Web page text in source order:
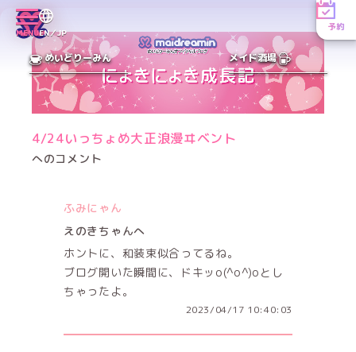
MENUEN／JP
予約
めいどりーみん メイド酒場
4/24いっちょめ大正浪漫ヰベント
へのコメント
ふみにゃん
えのきちゃんへ
ホントに、和装束似合ってるね。
ブログ開いた瞬間に、ドキッo(^o^)oとし
ちゃったよ。
2023/04/17 10:40:03